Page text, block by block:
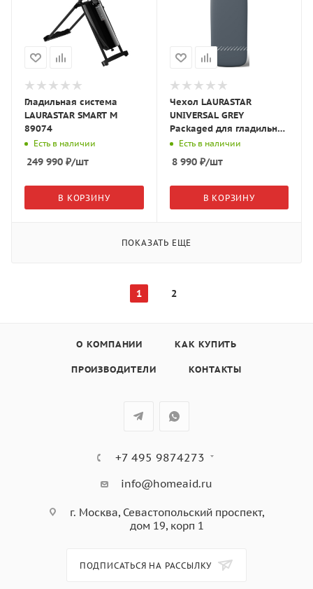
Гладильная система
LAURASTAR SMART M
89074
Есть в наличии
249 990 ₽/шт
В КОРЗИНУ
Чехол LAURASTAR
UNIVERSAL GREY
Packaged для гладильной
доски 78592
Есть в наличии
8 990₽/шт
В КОРЗИНУ
ПОКАЗАТЬ ЕЩЕ
1 2
О КОМПАНИИ КАК КУПИТЬ
ПРОИЗВОДИТЕЛИ КОНТАКТЫ
+7 495 9874273
info@homeaid.ru
г. Москва, Севастопольский проспект,
дом 19, корп 1
ПОДПИСАТЬСЯ НА РАССЫЛКУ